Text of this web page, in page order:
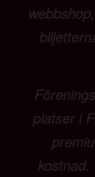
platser i
kostnad.